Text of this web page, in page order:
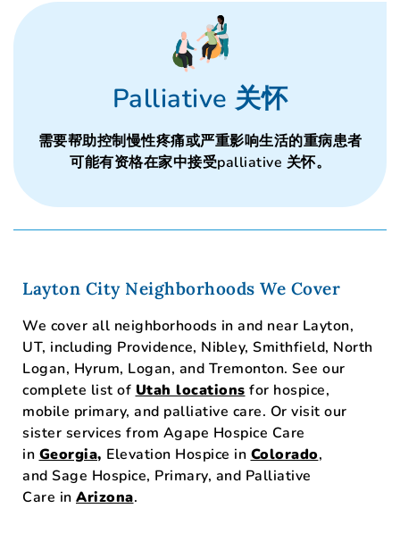
Palliative 关怀
需要帮助控制慢性疼痛或严重影响生活的重病患者
可能有资格在家中接受palliative 关怀。
Layton City Neighborhoods We Cover
We cover all neighborhoods in and near Layton,
UT, including Providence, Nibley, Smithfield, North
Logan, Hyrum, Logan, and Tremonton. See our
complete list of Utah locations for hospice,
mobile primary, and palliative care. Or visit our
sister services from Agape Hospice Care
in Georgia, Elevation Hospice in Colorado,
and Sage Hospice, Primary, and Palliative
Care in Arizona.